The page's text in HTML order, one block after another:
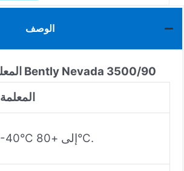
الوصف
المعلمات الرئيسية لـ Bently Nevada 3500/90
المعلمة
-40°C إلى +80°C.